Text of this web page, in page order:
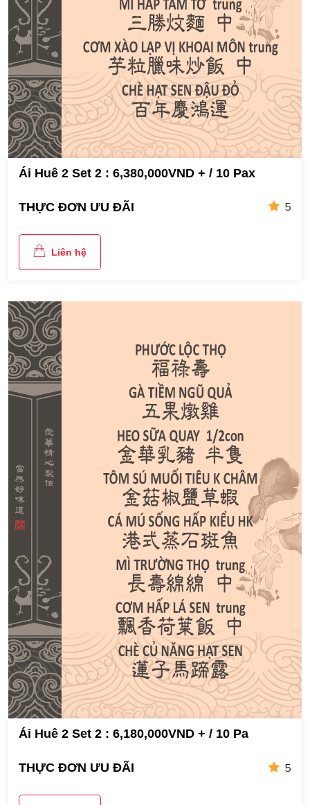
Ái Huê 2 Set 2 : 6,380,000VND + / 10 Pax
THỰC ĐƠN ƯU ĐÃI 5
Liên hệ
Ái Huê 2 Set 2 : 6,180,000VND + / 10 Pa
THỰC ĐƠN ƯU ĐÃI 5